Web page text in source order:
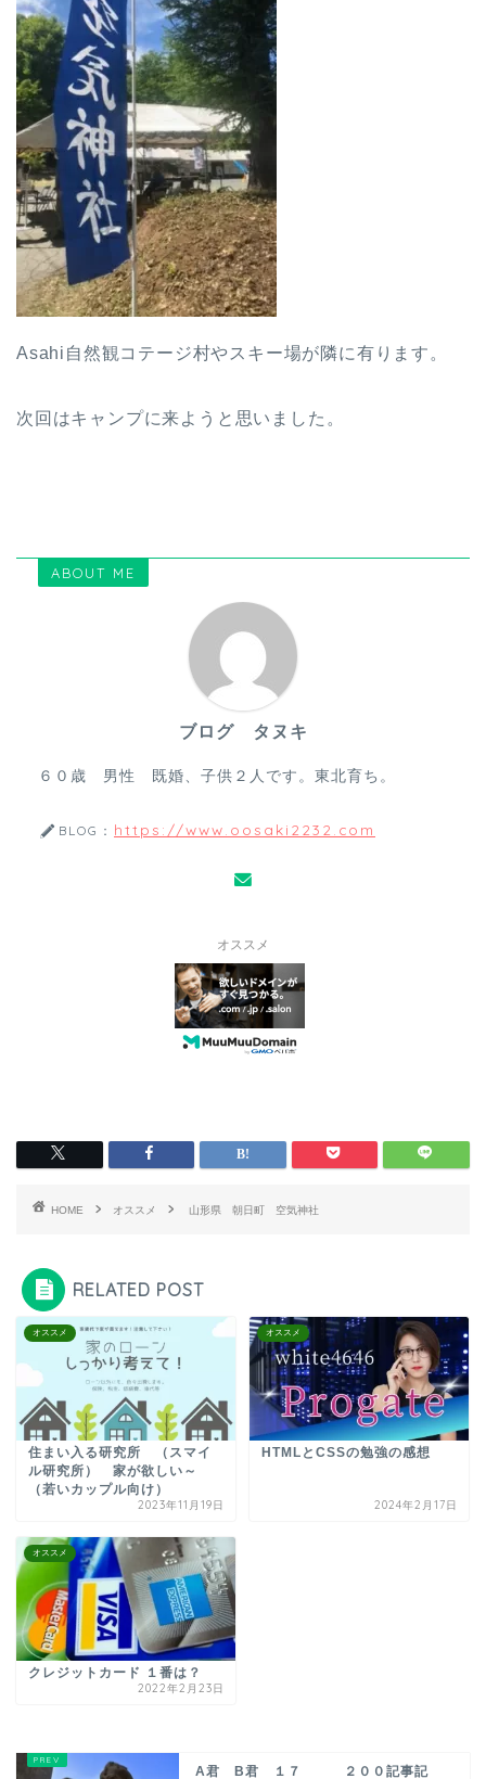
Asahi自然観コテージ村やスキー場が隣に有ります。
次回はキャンプに来ようと思いました。
ABOUT ME
ブログ タヌキ
６０歳 男性 既婚、子供２人です。東北育ち。
BLOG： https://www.oosaki2232.com
オススメ
HOME オススメ 山形県 朝日町 空気神社
RELATED POST
オススメ
住まい入る研究所 （スマイ
ル研究所） 家が欲しい～
（若いカップル向け）
2023年11月19日
オススメ
HTMLとCSSの勉強の感想
2024年2月17日
オススメ
クレジットカード １番は？
2022年2月23日
A君 B君 １７ ２００記事記